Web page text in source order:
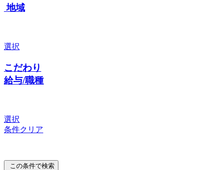
地域
選択
こだわり
給与/職種
選択
条件クリア
この条件で検索